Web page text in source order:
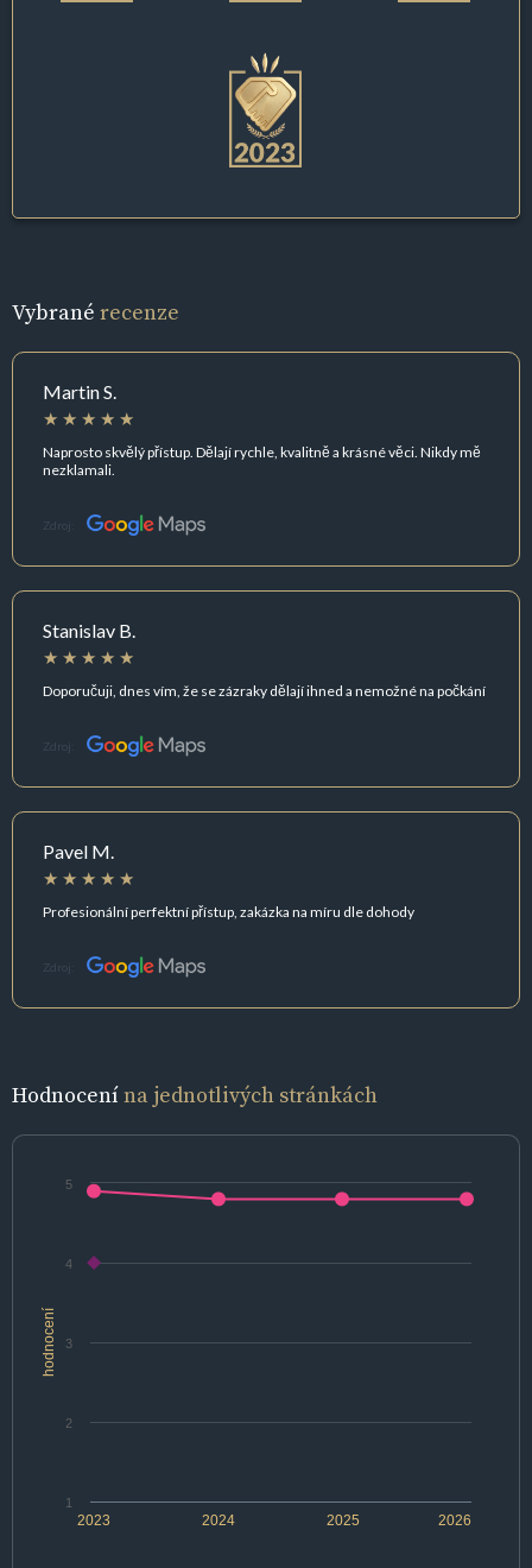
Vybrané recenze
Martin S.
Naprosto skvělý přístup. Dělají rychle, kvalitně a krásné věci. Nikdy mě
nezklamali.
Zdroj:
Stanislav B.
Doporučuji, dnes vím, že se zázraky dělají ihned a nemožné na počkání
Zdroj:
Pavel M.
Profesionální perfektní přístup, zakázka na míru dle dohody
Zdroj:
Hodnocenína jednotlivých stránkách
hodnocení
2024 2026
2023 2025
1
2
3
4
5